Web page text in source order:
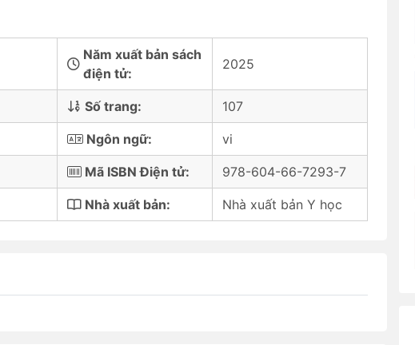
Năm xuất bản sách
điện tử:
2025
Số trang: 107
Ngôn ngữ: vi
Mã ISBN Điện tử: 978-604-66-7293-7
Nhà xuất bản: Nhà xuất bản Y học